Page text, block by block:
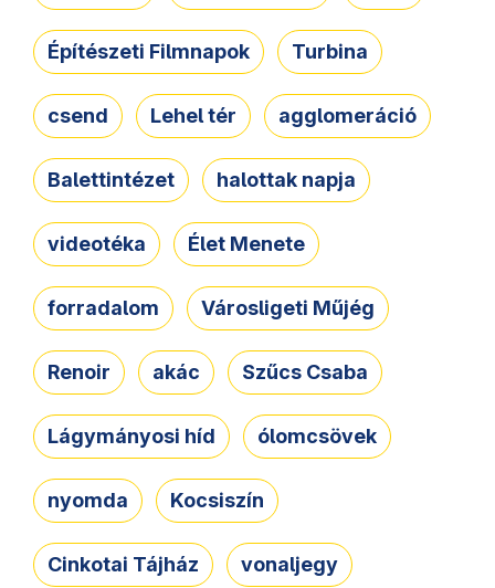
Építészeti Filmnapok Turbina
csend Lehel tér agglomeráció
Balettintézet halottak napja
videotéka Élet Menete
forradalom Városligeti Műjég
Renoir akác Szűcs Csaba
Lágymányosi híd ólomcsövek
nyomda Kocsiszín
Cinkotai Tájház vonaljegy